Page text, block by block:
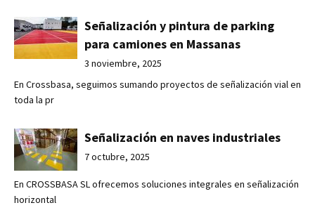
Señalización y pintura de parking
para camiones en Massanas
3 noviembre, 2025
En Crossbasa, seguimos sumando proyectos de señalización vial en
toda la pr
Señalización en naves industriales
7 octubre, 2025
En CROSSBASA SL ofrecemos soluciones integrales en señalización
horizontal